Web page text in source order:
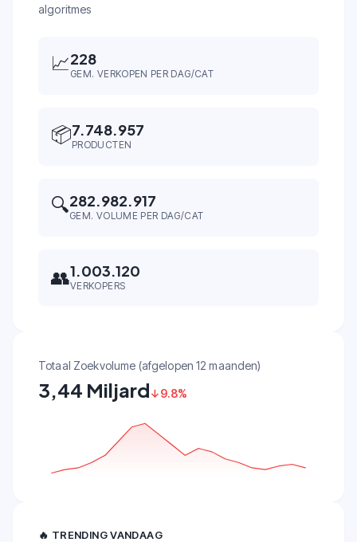
algoritmes
📈228
GEM. VERKOPEN PER DAG/CAT
📦7.748.957
PRODUCTEN
🔍282.982.917
GEM. VOLUME PER DAG/CAT
👥1.003.120
VERKOPERS
Totaal Zoekvolume (afgelopen 12 maanden)
3,44 Miljard↓9.8%
🔥 TRENDING VANDAAG